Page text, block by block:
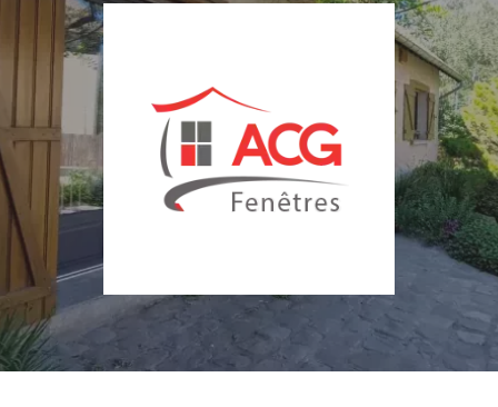
FENÊTRES ET PORTES-FENÊTRES
BOIS
BAIES VITRÉES
PORTES D’ENTRÉE
LES CONTEMPORAINES
LES INTEMPORELLES
PERGOLAS
PORTAILS ET PORTILLONS